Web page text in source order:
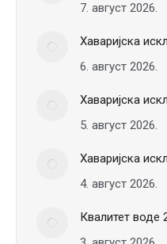
7. август 2026.
Хаваријска
6. август 2026.
Хаваријска
5. август 2026.
Хаваријска
4. август 2026.
Квалитет воде